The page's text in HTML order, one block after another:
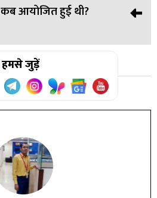
तक ऑनलाइन आपत्ति दर्ज कर सकते हैं।
कब आयोजित हुई थी?
31 मई 2026 के बीच हुई थी, कुछ पेपर 6-7
हमसे जुड़ें